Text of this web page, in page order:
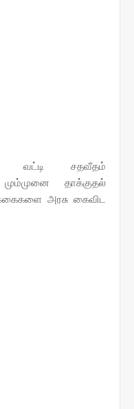
வட்டி சதவீதம்
தாக்குதல்
அரசு கைவிட